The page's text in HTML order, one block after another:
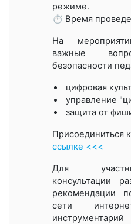
режиме.
⏱️ Время
На
важные
безопасности
цифровая
управление
защита от
Присоединиться
ссылке <<<
Для
консультации
рекомендации
сети